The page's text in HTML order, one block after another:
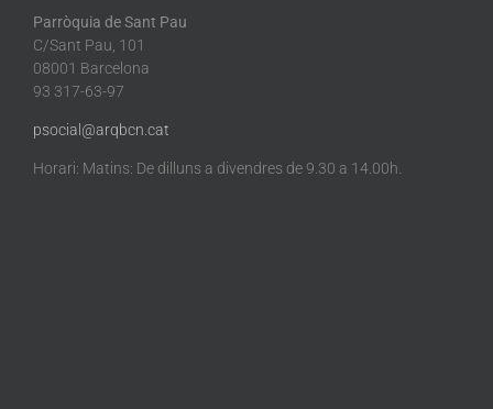
Parròquia de Sant Pau
C/Sant Pau, 101
08001 Barcelona
93 317-63-97
psocial@arqbcn.cat
Horari: Matins: De dilluns a divendres de 9.30 a 14.00h.